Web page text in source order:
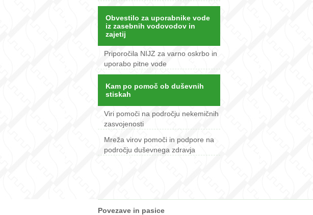
Obvestilo za uporabnike vode
iz zasebnih vodovodov in
zajetij
Priporočila NIJZ za varno oskrbo in
uporabo pitne vode
Kam po pomoč ob duševnih
stiskah
Viri pomoči na področju nekemičnih
zasvojenosti
Mreža virov pomoči in podpore na
področju duševnega zdravja
Povezave in pasice